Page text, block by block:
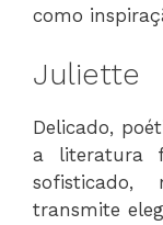
como
Juliette
Delicado,
a literatura
transmite